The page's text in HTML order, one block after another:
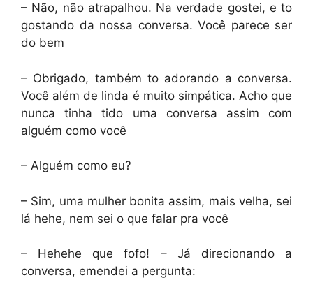
– Não, não atrapalhou. Na verdade gostei, e to
gostando da nossa conversa. Você parece ser
do bem
– Obrigado, também to adorando a conversa.
Você além de linda é muito simpática. Acho que
nunca tinha tido uma conversa assim com
alguém como você
– Alguém como eu?
– Sim, uma mulher bonita assim, mais velha, sei
lá hehe, nem sei o que falar pra você
– Hehehe que fofo! – Já direcionando a
conversa, emendei a pergunta: